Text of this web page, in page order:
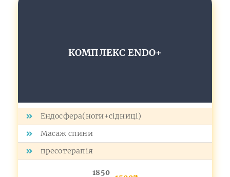
КОМПЛЕКС ЕNDO+
Ендосфера(ноги+сідниці)
Масаж спини
пресотерапія
1850